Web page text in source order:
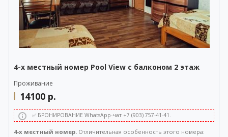
4-х местный номер Pool View с балконом 2 этаж
Проживание
14100 р.
✅ БРОНИРОВАНИЕ WhatsApp-чат +7 (903) 757-41-41.
4-х местный номер. Отличительная особенность этого номера: